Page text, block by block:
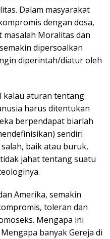
Dalam masyarakat
dengan dosa,
Moralitas dan
dipersoalkan
diperintah/diatur oleh
kalau aturan tentang
harus ditentukan
berpendapat biarlah
sendiri
baik atau buruk,
jahat tentang suatu
Amerika, semakin
toleran dan
Mengapa ini
banyak Gereja di